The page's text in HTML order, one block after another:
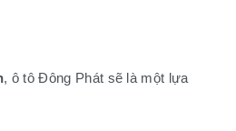
, ô tô Đông Phát sẽ là một lựa